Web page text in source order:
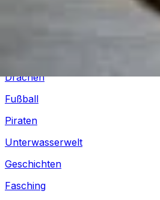
Drachen
Fußball
Piraten
Unterwasserwelt
Geschichten
Fasching